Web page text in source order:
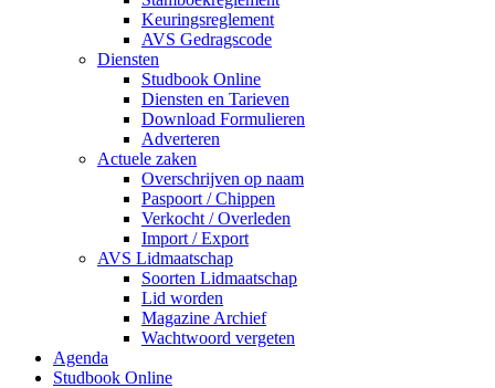
Keuringsreglement
AVS Gedragscode
Diensten
Studbook Online
Diensten en Tarieven
Download Formulieren
Adverteren
Actuele zaken
Overschrijven op naam
Paspoort / Chippen
Verkocht / Overleden
Import / Export
AVS Lidmaatschap
Soorten Lidmaatschap
Lid worden
Magazine Archief
Wachtwoord vergeten
Agenda
Studbook Online